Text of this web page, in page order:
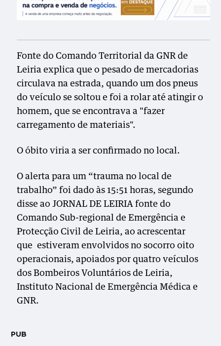
Fonte do Comando Territorial da GNR de
Leiria explica que o pesado de mercadorias
circulava na estrada, quando um dos pneus
do veículo se soltou e foi a rolar até atingir o
homem, que se encontrava a "fazer
carregamento de materiais".
O óbito viria a ser confirmado no local.
O alerta para um “trauma no local de
trabalho” foi dado às 15:51 horas, segundo
disse ao JORNAL DE LEIRIA fonte do
Comando Sub-regional de Emergência e
Protecção Civil de Leiria, ao acrescentar
que estiveram envolvidos no socorro oito
operacionais, apoiados por quatro veículos
dos Bombeiros Voluntários de Leiria,
Instituto Nacional de Emergência Médica e
GNR.
PUB